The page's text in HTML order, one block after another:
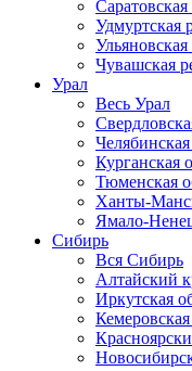
Саратовская
Удмуртская
Ульяновская
Чувашская
Урал
Весь Урал
Челябинская
Курганская
Тюменская
Ханты-
Ямало-
Сибирь
Вся Сибирь
Алтайский
Иркутская
Кемеровская